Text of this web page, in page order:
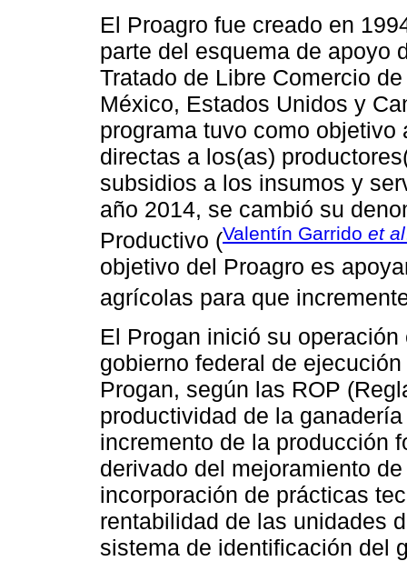
El Proagro fue creado en
parte del esquema de apoyo
Tratado de Libre Comercio
México, Estados Unidos y
programa tuvo como
directas a los(as)
subsidios a los insumos y
año 2014, se cambió su
Productivo (Valentín Garrido et al
objetivo del Proagro es
agrícolas para que
El Progan inició su
gobierno federal de
Progan, según las ROP
productividad de la
incremento de la producción
derivado del mejoramiento
incorporación de prácticas
rentabilidad de las unidades
sistema de identificación del